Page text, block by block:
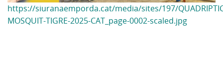
https://siuranaemporda.cat/media/sites/197/
MOSQUIT-TIGRE-2025-CAT_page-0002-scaled.jpg